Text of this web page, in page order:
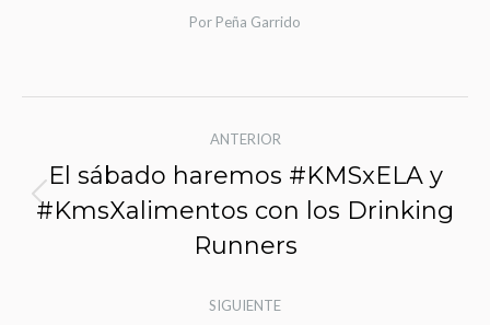
Por Peña Garrido
de
entradas
ANTERIOR
Entrada
anterior:
El sábado haremos #KMSxELA y
#KmsXalimentos con los Drinking
Runners
SIGUIENTE